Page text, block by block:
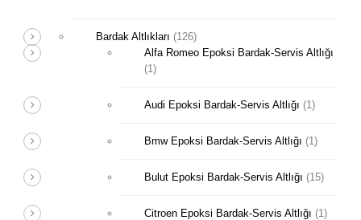
Bardak Altlıkları (126)
Alfa Romeo Epoksi Bardak-Servis Altlığı
(1)
Audi Epoksi Bardak-Servis Altlığı (1)
Bmw Epoksi Bardak-Servis Altlığı (1)
Bulut Epoksi Bardak-Servis Altlığı (15)
Citroen Epoksi Bardak-Servis Altlığı (1)